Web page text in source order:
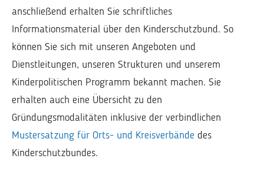
anschließend erhalten Sie schriftliches
Informationsmaterial über den Kinderschutzbund. So
können Sie sich mit unseren Angeboten und
Dienstleitungen, unseren Strukturen und unserem
Kinderpolitischen Programm bekannt machen. Sie
erhalten auch eine Übersicht zu den
Gründungsmodalitäten inklusive der verbindlichen
Mustersatzung für Orts- und Kreisverbände des
Kinderschutzbundes.